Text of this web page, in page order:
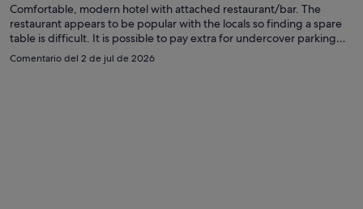
por
persona
Comfortable, modern hotel with attached restaurant/bar. The
restaurant appears to be popular with the locals so finding a spare
table is difficult. It is possible to pay extra for undercover parking
but it isn't really necessary as there is lots of free parking on the
Comentario del 2 de jul de 2026